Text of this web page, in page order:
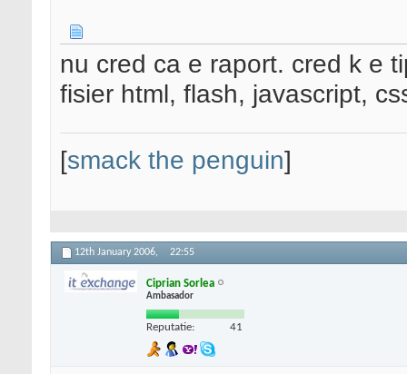
nu cred ca e raport. cred k e
fisier html, flash, javascript,
[smack the penguin]
12th January 2006, 22:55
Ciprian Sorlea
Ambasador
Reputatie: 41